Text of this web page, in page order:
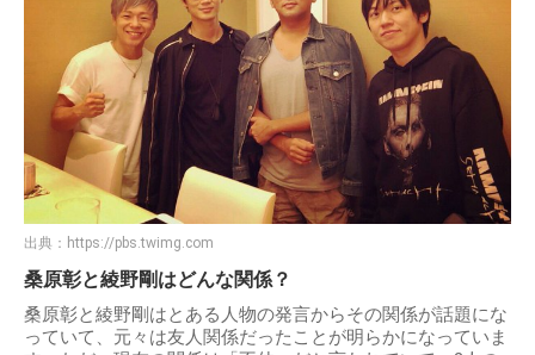
出典： https://pbs.twimg.com
桑原彰と綾野剛はどんな関係？
桑原彰と綾野剛はとある人物の発言からその関係が話題にな
っていて、元々は友人関係だったことが明らかになっていま